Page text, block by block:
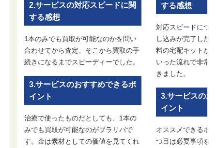
2.サービスの対応スピードに関
する感想
1本のみでも買取が可能なのかを問い
合わせてから査定、そこから買取の手
続きになるまでスピーディーでした。
3.サービスのおすすめできるポ
イント
治療で使ったものだとしても、1本の
みでも買取が可能なのがブラリバで
す。金は素材としての価値を見てくれ
する感想
対応スピードにつ
し込みが完了した
料の宅配キットが
いった流れで非常
きました。
3.サービスのお
イント
オススメできるポ
つ目は必要事項を